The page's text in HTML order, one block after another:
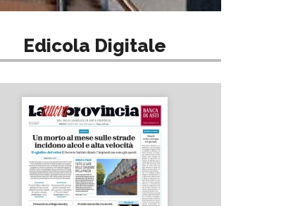
Edicola Digitale